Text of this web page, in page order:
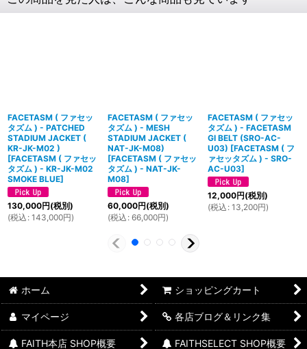
FACETASM ( ファセッ
タズム ) - PATCHED
STADIUM JACKET (
KR-JK-M02 )
[FACETASM ( ファセッ
タズム ) - KR-JK-M02
SMOKE BLUE]
130,000円(税別)
(税込 : 143,000円)
FACETASM ( ファセッ
タズム ) - MESH
STADIUM JACKET (
NAT-JK-M08)
[FACETASM ( ファセッ
タズム ) - NAT-JK-
M08]
60,000円(税別)
(税込 : 66,000円)
FACETASM ( ファセッ
タズム ) - FACETASM
GI BELT (SRO-AC-
U03) [FACETASM ( フ
ァセッタズム ) - SRO-
AC-U03]
12,000円(税別)
(税込 : 13,200円)
ホーム ショッピングカート
マイページ 各店ブログ＆リンク集
FAITH本店 SHOP概要 FAITHSELECT SHOP概要